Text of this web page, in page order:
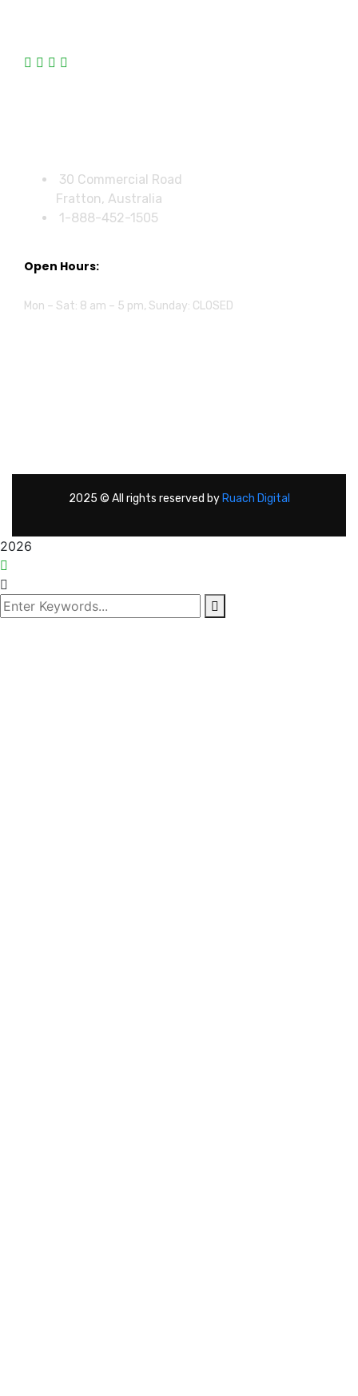
30 Commercial Road
Fratton, Australia
1-888-452-1505
Open Hours:
Mon – Sat: 8 am – 5 pm, Sunday: CLOSED
2025 © All rights reserved by Ruach Digital
2026